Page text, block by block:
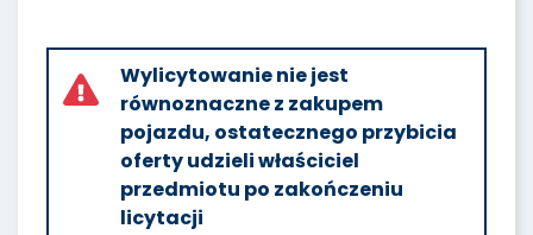
Wylicytowanie nie jest
równoznaczne z zakupem
pojazdu, ostatecznego przybicia
oferty udzieli właściciel
przedmiotu po zakończeniu
licytacji